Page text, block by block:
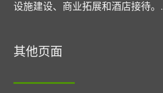
设施建设、商业拓展和酒店接待。.
其他页面